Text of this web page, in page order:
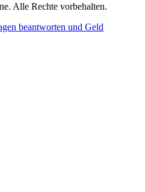
Alle Rechte vorbehalten.